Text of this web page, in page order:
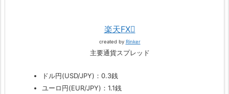
楽天FX
created by Rinker
主要通貨スプレッド
ドル円(USD/JPY)：0.3銭
ユーロ円(EUR/JPY)：1.1銭